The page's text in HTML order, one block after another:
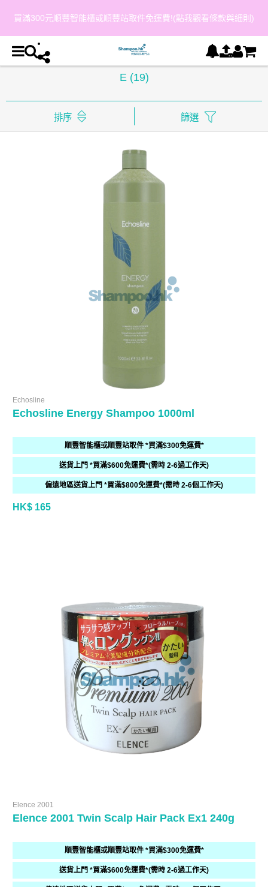
會員購物每 HKD$800 可獲得 HKD$40 購物金(點我觀看條款
E (19)
排序 篩選
Echosline
Echosline Energy Shampoo 1000ml
順豐智能櫃或順豐站取件 *買滿$300免運費*
送貨上門 *買滿$600免運費*(需時 2-6過工作天)
偏遠地區送貨上門 *買滿$800免運費*(需時 2-6個工作天)
HK$ 165
Elence 2001
Elence 2001 Twin Scalp Hair Pack Ex1 240g
順豐智能櫃或順豐站取件 *買滿$300免運費*
送貨上門 *買滿$600免運費*(需時 2-6過工作天)